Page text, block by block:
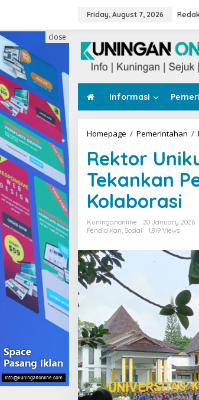
Friday, August 7, 2026
Informasi
close
Homepage / Pemerintahan /
Rektor
Tekankan
Kolaborasi
Kuninganonline
20 January 2026
Pendidikan Sosial 1,819 Views